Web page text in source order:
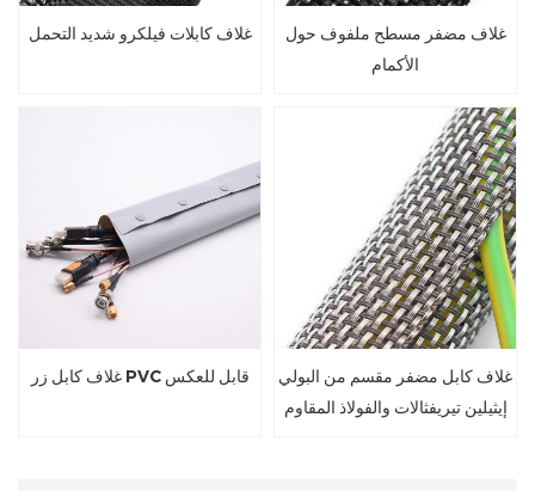
غلاف كابلات فيلكرو شديد التحمل
غلاف مضفر مسطح ملفوف حول
الأكمام
غلاف كابل زر PVC قابل للعكس
غلاف كابل مضفر مقسم من البولي
إيثيلين تيريفثالات والفولاذ المقاوم